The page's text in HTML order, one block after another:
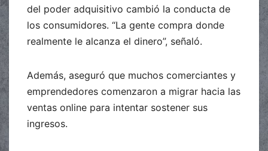
del poder adquisitivo cambió la conducta de
los consumidores. “La gente compra donde
realmente le alcanza el dinero”, señaló.
Además, aseguró que muchos comerciantes y
emprendedores comenzaron a migrar hacia las
ventas online para intentar sostener sus
ingresos.